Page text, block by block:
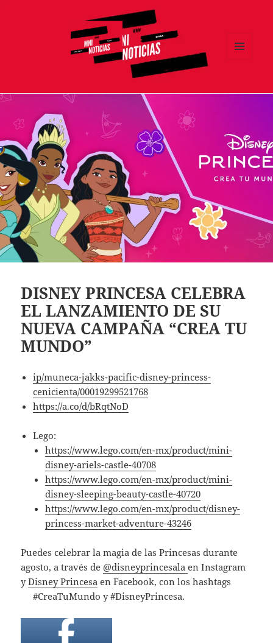
DISNEY PRINCESA CELEBRA
EL LANZAMIENTO DE SU
NUEVA CAMPAÑA “CREA TU
MUNDO”
ip/muneca-jakks-pacific-disney-princess-
cenicienta/00019299521768
https://a.co/d/bRqtNoD
Lego:
https://www.lego.com/en-mx/product/mini-
disney-ariels-castle-40708
https://www.lego.com/en-mx/product/mini-
disney-sleeping-beauty-castle-40720
https://www.lego.com/en-mx/product/disney-
princess-market-adventure-43246
Puedes celebrar la magia de las Princesas durante
agosto, a través de @disneyprincesalaen Instagram
yDisney Princesa en Facebook, con los hashtags
#CreaTuMundo y #DisneyPrincesa.